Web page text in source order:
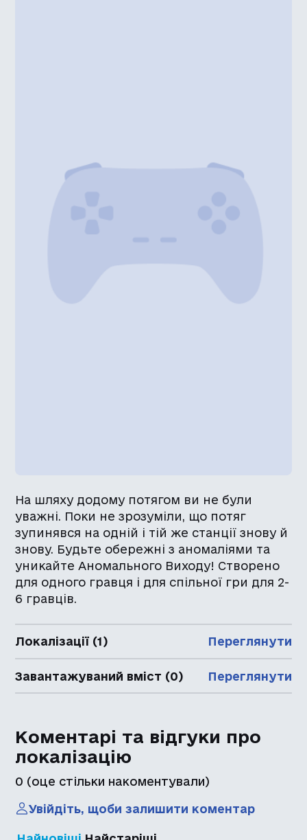
На шляху додому потягом ви не були
уважні. Поки не зрозуміли, що потяг
зупинявся на одній і тій же станції знову й
знову. Будьте обережні з аномаліями та
уникайте Аномального Виходу! Створено
для одного гравця і для спільної гри для 2-
6 гравців.
Локалізації (1) Переглянути
Завантажуваний вміст (0) Переглянути
Коментарі та відгуки про
локалізацію
0 (оце стільки накоментували)
Увійдіть, щоби залишити коментар